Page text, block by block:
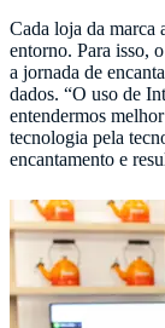
Cada loja da marca
entorno. Para isso,
a jornada de
dados. “O uso de
entendermos
tecnologia pela
encantamento e